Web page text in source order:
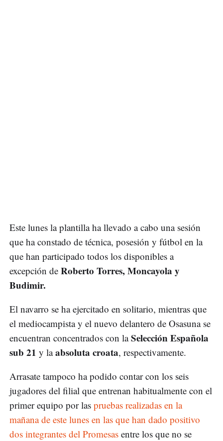
Este lunes la plantilla ha llevado a cabo una sesión
que ha constado de técnica, posesión y fútbol en la
que han participado todos los disponibles a
excepción de Roberto Torres, Moncayola y
Budimir.
El navarro se ha ejercitado en solitario, mientras que
el mediocampista y el nuevo delantero de Osasuna se
encuentran concentrados con laSelección Española
sub 21 y laabsoluta croata, respectivamente.
Arrasate tampoco ha podido contar con los seis
jugadores del filial que entrenan habitualmente con el
primer equipo por las pruebas realizadas en la
mañana de este lunes en las que han dado positivo
dos integrantes del Promesas entre los que no se